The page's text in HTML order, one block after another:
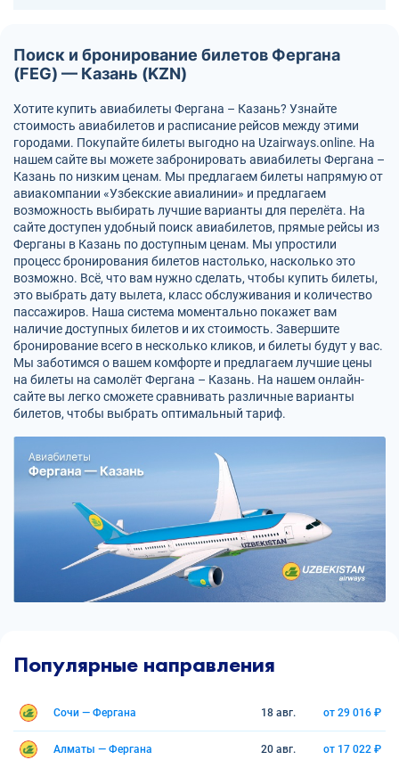
Поиск и бронирование билетов Фергана
(FEG) — Казань (KZN)
Хотите купить авиабилеты Фергана – Казань? Узнайте
стоимость авиабилетов и расписание рейсов между этими
городами. Покупайте билеты выгодно на Uzairways.online. На
нашем сайте вы можете забронировать авиабилеты Фергана –
Казань по низким ценам. Мы предлагаем билеты напрямую от
авиакомпании «Узбекские авиалинии» и предлагаем
возможность выбирать лучшие варианты для перелёта. На
сайте доступен удобный поиск авиабилетов, прямые рейсы из
Ферганы в Казань по доступным ценам. Мы упростили
процесс бронирования билетов настолько, насколько это
возможно. Всё, что вам нужно сделать, чтобы купить билеты,
это выбрать дату вылета, класс обслуживания и количество
пассажиров. Наша система моментально покажет вам
наличие доступных билетов и их стоимость. Завершите
бронирование всего в несколько кликов, и билеты будут у вас.
Мы заботимся о вашем комфорте и предлагаем лучшие цены
на билеты на самолёт Фергана – Казань. На нашем онлайн-
сайте вы легко сможете сравнивать различные варианты
билетов, чтобы выбрать оптимальный тариф.
Популярные направления
Сочи — Фергана 18 авг. от 29 016 ₽
Алматы — Фергана 20 авг. от 17 022 ₽